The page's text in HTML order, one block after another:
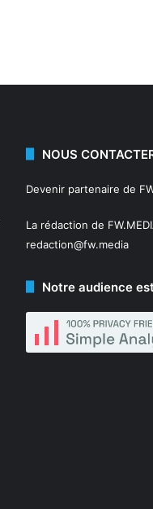
NOUS
Devenir partenaire de
La rédaction de
redaction@fw.media
Notre audience